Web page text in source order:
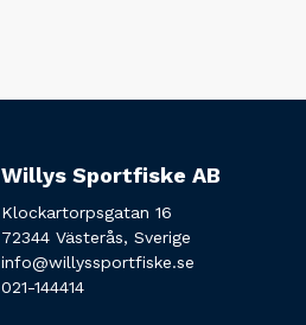
Willys Sportfiske AB
Klockartorpsgatan 16
72344 Västerås, Sverige
info@willyssportfiske.se
021-144414